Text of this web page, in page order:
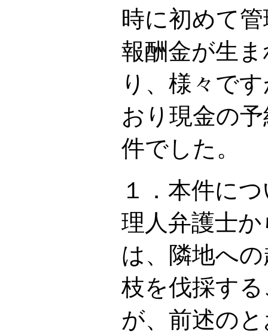
時に初めて
報酬金が生
り、様々で
おり現金の
件でした。
１．本件に
理人弁護士
は、隣地へ
枝を伐採す
が、前述の